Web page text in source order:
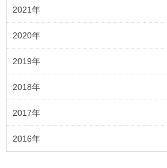
2021年
2020年
2019年
2018年
2017年
2016年